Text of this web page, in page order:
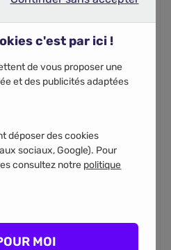
de comparaison par
numéro de téléphone, vous
les partenaires d’assurance
c'est par ici !
de vous proposer une
et des publicités adaptées
déposer des cookies
sociaux, Google). Pour
consultez notre politique
MOI
sans accepter